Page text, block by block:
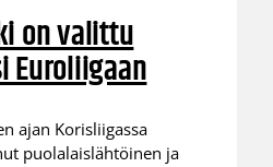
on valittu
Euroliigaan
ajan Korisliigassa
puolalaislähtöinen ja